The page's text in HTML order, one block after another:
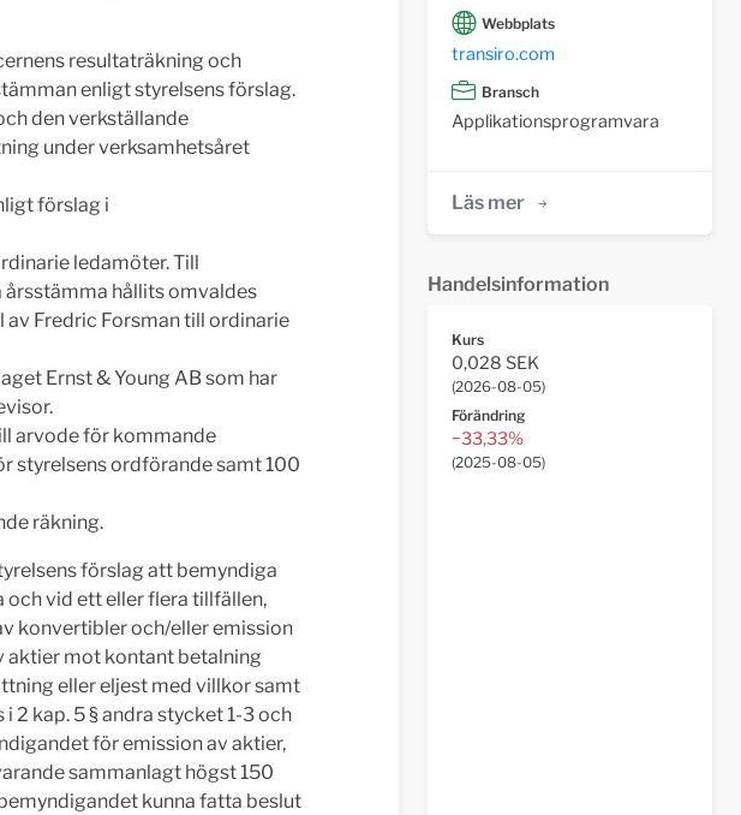
resultaträkning och
enligt styrelsens förslag.
den verkställande
under verksamhetsåret
förslag i
ledamöter. Till
hållits omvaldes
av Fredric Forsman till ordinarie
Ernst & Young AB som har
arvode för kommande
styrelsens ordförande samt 100
räkning.
förslag att bemyndiga
vid ett eller flera tillfällen,
konvertibler och/eller emission
aktier mot kontant betalning
eller eljest med villkor samt
2 kap. 5 § andra stycket 1-3 och
för emission av aktier,
sammanlagt högst 150
kunna fatta beslut
Webbplats
transiro.com
Bransch
Applikationsprogramvara
Läs mer
Handelsinformation
Kurs
0,028 SEK
(2026-08-05)
Förändring
−33,33%
(2025-08-05)